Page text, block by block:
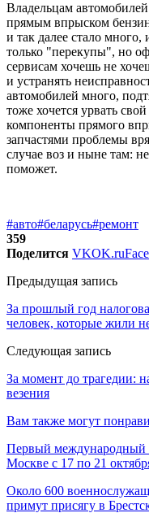
Владельцам
прямым впрыском
и так далее стало
только "перекупы", но
сервисам хочешь не
и устранять
автомобилей много,
тоже хочется урвать
компоненты прямого
запчастями проблемы
случае воз и ныне там:
поможет.
#авто#беларусь#ремонт
359
Поделится VKOK.ru
Предыдущая запись
За прошлый год
человек, которые жили
Следующая запись
За момент до трагедии:
везения
Вам также могут
Первый международный
Москве с 17 по 21
Около 600
примут присягу в